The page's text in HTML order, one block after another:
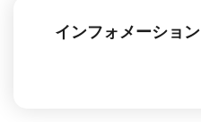
インフォメーション